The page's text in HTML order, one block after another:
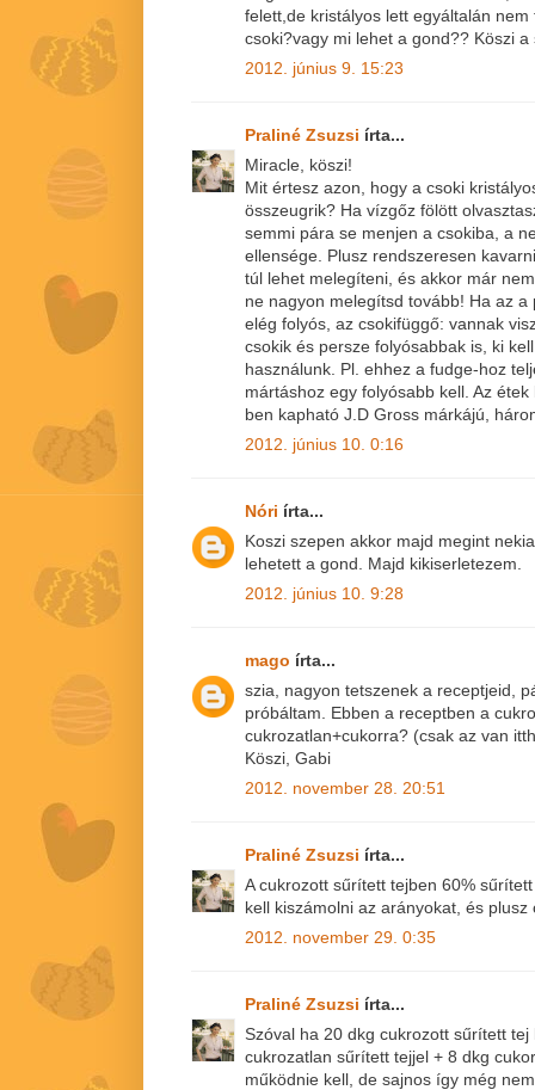
felett,de kristályos lett egyáltalán
csoki?vagy mi lehet a gond?? Köszi
2012. június 9. 15:23
Praliné Zsuzsi írta...
Miracle, köszi!
Mit értesz azon, hogy a csoki
összeugrik? Ha vízgőz fölött
semmi pára se menjen a csokiba, a
ellensége. Plusz rendszeresen
túl lehet melegíteni, és akkor már
ne nagyon melegítsd tovább! Ha az
elég folyós, az csokifüggő: vannak
csokik és persze folyósabbak is, ki
használunk. Pl. ehhez a fudge-hoz
mártáshoz egy folyósabb kell. Az
ben kapható J.D Gross márkájú,
2012. június 10. 0:16
Nóri írta...
Koszi szepen akkor majd megint
lehetett a gond. Majd kikiserletezem.
2012. június 10. 9:28
mago írta...
szia, nagyon tetszenek a receptjeid,
próbáltam. Ebben a receptben a
cukrozatlan+cukorra? (csak az van
Köszi, Gabi
2012. november 28. 20:51
Praliné Zsuzsi írta...
A cukrozott sűrített tejben 60%
kell kiszámolni az arányokat, és
2012. november 29. 0:35
Praliné Zsuzsi írta...
Szóval ha 20 dkg cukrozott sűrített
cukrozatlan sűrített tejjel + 8 dkg
működnie kell, de sajnos így még